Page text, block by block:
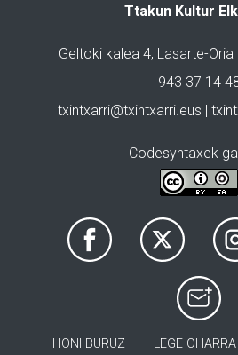
Ttakun Kultur
Geltoki kalea 4, Lasarte-
943 37 14
txintxarri@txintxarri.eus |
Codesyntaxek
HONI BURUZ LEGE OHARRA